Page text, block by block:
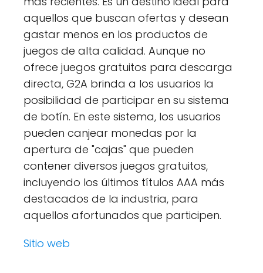
aquellos que buscan ofertas y desean
gastar menos en los productos de
juegos de alta calidad. Aunque no
ofrece juegos gratuitos para descarga
directa, G2A brinda a los usuarios la
posibilidad de participar en su sistema
de botín. En este sistema, los usuarios
pueden canjear monedas por la
apertura de "cajas" que pueden
contener diversos juegos gratuitos,
incluyendo los últimos títulos AAA más
destacados de la industria, para
aquellos afortunados que participen.
Sitio web